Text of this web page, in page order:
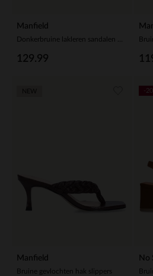
Manfield
129.99
Manfield
Bruine gevlochten hak slippers
No
-